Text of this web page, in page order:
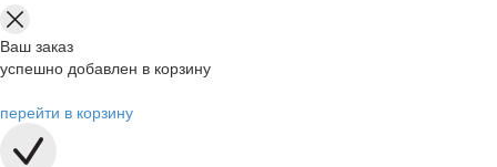
Ваш заказ
успешно добавлен в корзину
перейти в корзину